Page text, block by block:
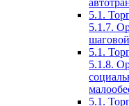
5.1.
5.1.7.
5.1.
5.1.8.
5.1.